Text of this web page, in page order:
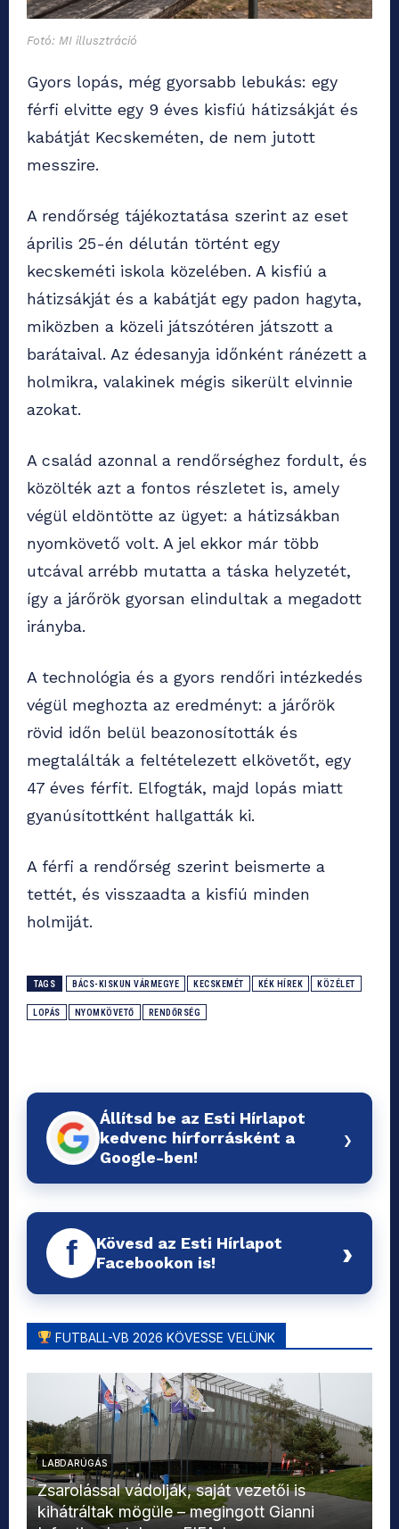
Fotó: MI illusztráció
Gyors lopás, még gyorsabb lebukás: egy
férfi elvitte egy 9 éves kisfiú hátizsákját és
kabátját Kecskeméten, de nem jutott
messzire.
A rendőrség tájékoztatása szerint az eset
április 25-én délután történt egy
kecskeméti iskola közelében. A kisfiú a
hátizsákját és a kabátját egy padon hagyta,
miközben a közeli játszótéren játszott a
barátaival. Az édesanyja időnként ránézett a
holmikra, valakinek mégis sikerült elvinnie
azokat.
A család azonnal a rendőrséghez fordult, és
közölték azt a fontos részletet is, amely
végül eldöntötte az ügyet: a hátizsákban
nyomkövető volt. A jel ekkor már több
utcával arrébb mutatta a táska helyzetét,
így a járőrök gyorsan elindultak a megadott
irányba.
A technológia és a gyors rendőri intézkedés
végül meghozta az eredményt: a járőrök
rövid időn belül beazonosították és
megtalálták a feltételezett elkövetőt, egy
47 éves férfit. Elfogták, majd lopás miatt
gyanúsítottként hallgatták ki.
A férfi a rendőrség szerint beismerte a
tettét, és visszaadta a kisfiú minden
holmiját.
TAGS BÁCS-KISKUN VÁRMEGYE KECSKEMÉT KÉK HÍREK KÖZÉLET
LOPÁS NYOMKÖVETŐ RENDŐRSÉG
Állítsd be az Esti Hírlapot
kedvenc hírforrásként a
Google-ben!
›
f
Kövesd az Esti Hírlapot
Facebookon is!
›
FUTBALL-VB 2026 KÖVESSE VELÜNK
LABDARÚGÁS
Zsarolással vádolják, saját vezetői is
kihátráltak mögüle – megingott Gianni